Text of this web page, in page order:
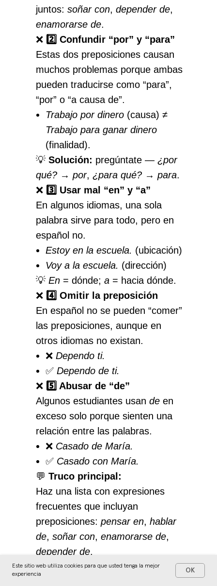
juntos: soñar con, depender de,
enamorarse de.
❌ 2️⃣ Confundir “por” y “para”
Estas dos preposiciones causan
muchos problemas porque ambas
pueden traducirse como “para”,
“por” o “a causa de”.
Trabajo por dinero (causa) ≠
Trabajo para ganar dinero
(finalidad).
💡 Solución: pregúntate — ¿por
qué? → por, ¿para qué? → para.
❌ 3️⃣ Usar mal “en” y “a”
En algunos idiomas, una sola
palabra sirve para todo, pero en
español no.
Estoy en la escuela. (ubicación)
Voy a la escuela. (dirección)
💡 En = dónde; a = hacia dónde.
❌ 4️⃣ Omitir la preposición
En español no se pueden “comer”
las preposiciones, aunque en
otros idiomas no existan.
❌ Dependo ti.
✅ Dependo de ti.
❌ 5️⃣ Abusar de “de”
Algunos estudiantes usan de en
exceso solo porque sienten una
relación entre las palabras.
❌ Casado de María.
✅ Casado con María.
💬 Truco principal:
Haz una lista con expresiones
frecuentes que incluyan
preposiciones: pensar en, hablar
de, soñar con, enamorarse de,
depender de.
Repítelas cada día dentro de una
frase. En poco tiempo empezarás
Este sitio web utiliza cookies para que usted tenga la mejor
experiencia
OK